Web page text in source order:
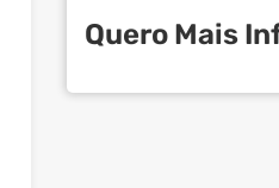
Quero Mais